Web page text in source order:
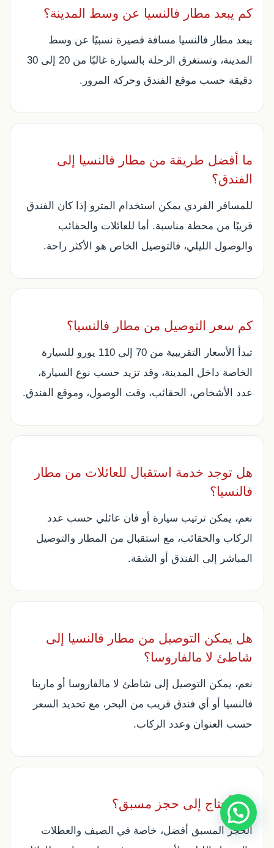
كم يبعد مطار فالنسيا عن وسط المدينة؟
يبعد مطار فالنسيا مسافة قصيرة نسبيًا عن وسط
المدينة، وتستغرق الرحلة بالسيارة غالبًا من 20 إلى 30
دقيقة حسب موقع الفندق وحركة المرور.
ما أفضل طريقة من مطار فالنسيا إلى
الفندق؟
للمسافر الفردي يمكن استخدام المترو إذا كان الفندق
قريبًا من محطة مناسبة. أما للعائلات والحقائب
والوصول الليلي، فالتوصيل الخاص هو الأكثر راحة.
كم سعر التوصيل من مطار فالنسيا؟
تبدأ الأسعار التقريبية من 70 إلى 110 يورو للسيارة
الخاصة داخل المدينة، وقد تزيد حسب نوع السيارة،
عدد الأشخاص، الحقائب، وقت الوصول، وموقع الفندق.
هل توجد خدمة استقبال للعائلات من مطار
فالنسيا؟
نعم، يمكن ترتيب سيارة أو فان عائلي حسب عدد
الركاب والحقائب، مع استقبال من المطار والتوصيل
المباشر إلى الفندق أو الشقة.
هل يمكن التوصيل من مطار فالنسيا إلى
شاطئ لا مالفاروسا؟
نعم، يمكن التوصيل إلى شاطئ لا مالفاروسا أو مارينا
فالنسيا أو أي فندق قريب من البحر، مع تحديد السعر
حسب العنوان وعدد الركاب.
هل أحتاج إلى حجز مسبق؟
الحجز المسبق أفضل، خاصة في الصيف والعطلات